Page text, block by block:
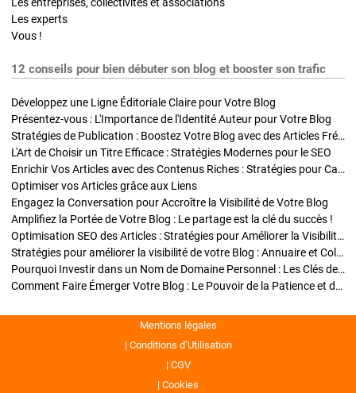
Les entreprises, collectivités et associations
Les experts
Vous !
12 conseils pour bien débuter son blog et booster son trafic
Développez une Ligne Éditoriale Claire pour Votre Blog
Présentez-vous : L'Importance de l'Identité Auteur pour Votre Blog
Stratégies de Publication : Boostez Votre Blog avec des Articles Fréquents et Exclusifs
L'Art de Choisir un Titre Efficace : Stratégies Modernes pour le SEO
Enrichir Vos Articles avec des Contenus Riches : Stratégies pour Captiver et Optimiser
Optimiser vos Articles grâce aux Liens
Engagez la Conversation pour Accroître la Visibilité de Votre Blog
Amplifiez la Portée de Votre Blog : Le partage est la clé du succès !
Optimisation SEO des Articles : Stratégies pour Améliorer la Visibilité de Votre Blog
Stratégies pour améliorer la visibilité de votre Blog : Annuaire et Collaborations
Pourquoi Investir dans un Nom de Domaine Personnel : Les Clés de la Réussite de Votre Blog
Comment Faire Émerger Votre Blog : Le Pouvoir de la Patience et de la Persévérance
Mentions légales
Conditions d’Utilisation
CGV
Cookies